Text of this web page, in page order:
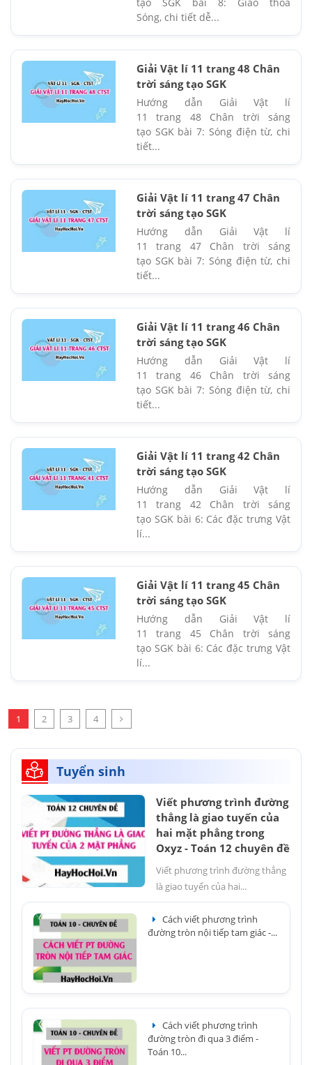
Sóng, chi tiết dễ...
Giải Vật lí 11 trang 48 Chân
trời sáng tạo SGK
Hướng dẫn Giải Vật lí
11 trang 48 Chân trời sáng
tạo SGK bài 7: Sóng điện từ, chi
tiết...
Giải Vật lí 11 trang 47 Chân
trời sáng tạo SGK
Hướng dẫn Giải Vật lí
11 trang 47 Chân trời sáng
tạo SGK bài 7: Sóng điện từ, chi
tiết...
Giải Vật lí 11 trang 46 Chân
trời sáng tạo SGK
Hướng dẫn Giải Vật lí
11 trang 46 Chân trời sáng
tạo SGK bài 7: Sóng điện từ, chi
tiết...
Giải Vật lí 11 trang 42 Chân
trời sáng tạo SGK
Hướng dẫn Giải Vật lí
11 trang 42 Chân trời sáng
tạo SGK bài 6: Các đặc trưng Vật
lí...
Giải Vật lí 11 trang 45 Chân
trời sáng tạo SGK
Hướng dẫn Giải Vật lí
11 trang 45 Chân trời sáng
tạo SGK bài 6: Các đặc trưng Vật
lí...
1 2 3 4
Tuyển sinh
Viết phương trình đường
thẳng là giao tuyến của
hai mặt phẳng trong
Oxyz - Toán 12 chuyên đề
Viết phương trình đường thẳng
là giao tuyến của hai...
Cách viết phương trình
đường tròn nội tiếp tam giác -...
Cách viết phương trình
đường tròn đi qua 3 điểm -
Toán 10...